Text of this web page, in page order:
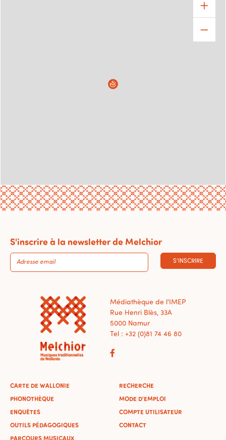
S'inscrire à la newsletter de Melchior
S'INSCRIRE
Médiathèque de l'IMEP
Rue Henri Blès, 33A
5000 Namur
Tel : +32 (0)81 74 46 80
CARTE DE WALLONIE
PHONOTHÈQUE
ENQUÊTES
OUTILS PÉDAGOGIQUES
PARCOURS MUSICAUX
RECHERCHE
MODE D'EMPLOI
COMPTE UTILISATEUR
CONTACT